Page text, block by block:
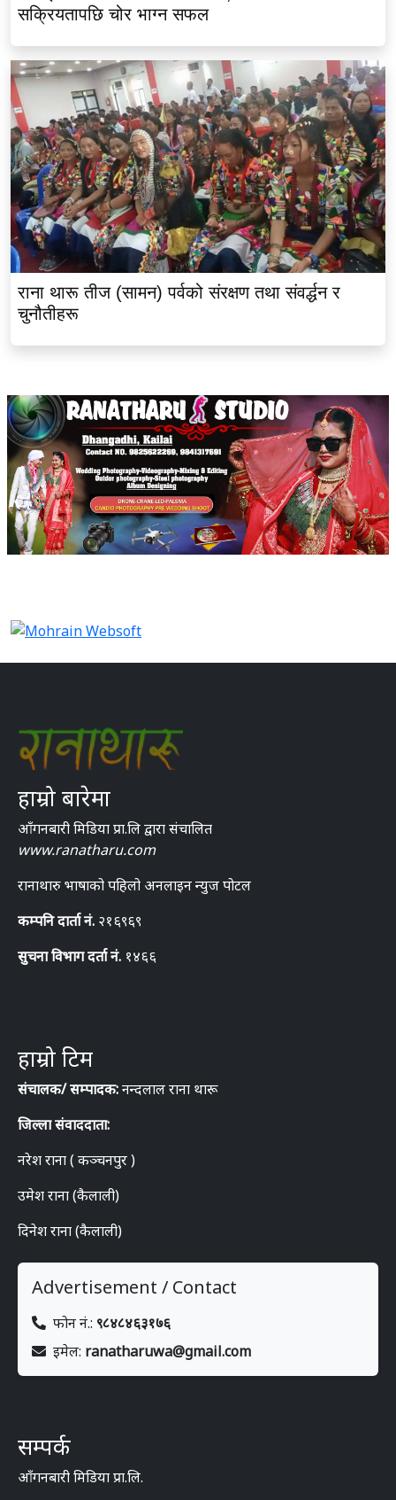
सक्रियतापछि चोर भाग्न सफल
राना थारू तीज (सामन) पर्वको संरक्षण तथा संवर्द्धन र
चुनौतीहरू
हाम्रो बारेमा
आँगनबारी मिडिया प्रा.लि द्वारा संचालित
www.ranatharu.com
रानाथारु भाषाको पहिलो अनलाइन न्युज पोटल
कम्पनि दार्ता नं. २१६९६९
सुचना विभाग दर्ता नं. १४६६
हाम्रो टिम
संचालक/ सम्पादक:नन्दलाल राना थारू
जिल्ला संवाददाता:
नरेश राना ( कञ्चनपुर )
उमेश राना (कैलाली)
दिनेश राना (कैलाली)
Advertisement / Contact
फोन नं.: ९८४८४६३१७६
इमेल: ranatharuwa@gmail.com
सम्पर्क
आँगनबारी मिडिया प्रा.लि.